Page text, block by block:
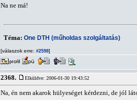
Na ne má!
Téma: One DTH (műholdas szolgáltatás)
[válaszok erre: #2598]
2368. Elküldve: 2006-01-30 19:43:52
Na, én nem akarok hülyeséget kérdezni, de jól